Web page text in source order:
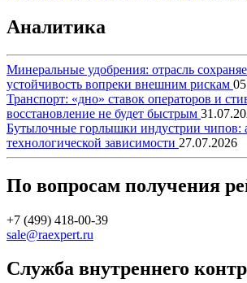
Аналитика
Минеральные удобрения: отрасль
устойчивость вопреки внешним рискам
Транспорт: «дно» ставок операторов и
восстановление не будет быстрым
Бутылочные горлышки индустрии чипов:
технологической зависимости 27.07.2026
По вопросам получения
+7 (499) 418-00-39
sale@raexpert.ru
Служба внутреннего